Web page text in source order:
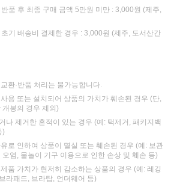
품 후 최종 구매 금액 5만원 미만 : 3,000원 (제주,
기 배송비 결제한 경우 : 3,000원 (제주, 도서산간
환·반품 처리는 불가능합니다.
용 또는 설치되어 상품의 가치가 훼손된 경우 (단,
봉의 경우 제외)
나 제거한 흔적이 있는 경우 (예: 택제거, 패키지백
)
로 인하여 상품이 멸실 또는 훼손된 경우 (예: 보관
염, 물놀이 기구 이용으로 인한 손상 및 훼손 등)
품 가치가 현저히 감소하는 상품의 경우 (예: 레깅
라패드, 브라탑, 언더웨어 등)